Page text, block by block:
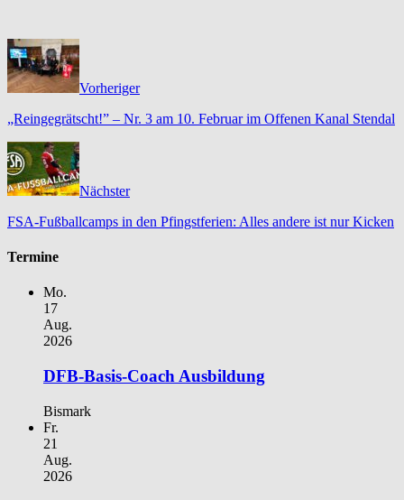
Vorheriger
„Reingegrätscht!” – Nr. 3 am 10. Februar im Offenen Kanal Stendal
Nächster
FSA-Fußballcamps in den Pfingstferien: Alles andere ist nur Kicken
Termine
Mo.
17
Aug.
2026
DFB-Basis-Coach Ausbildung
Bismark
Fr.
21
Aug.
2026